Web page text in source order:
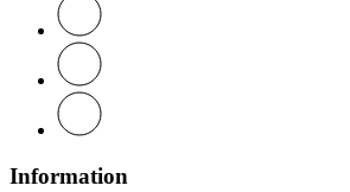
Information